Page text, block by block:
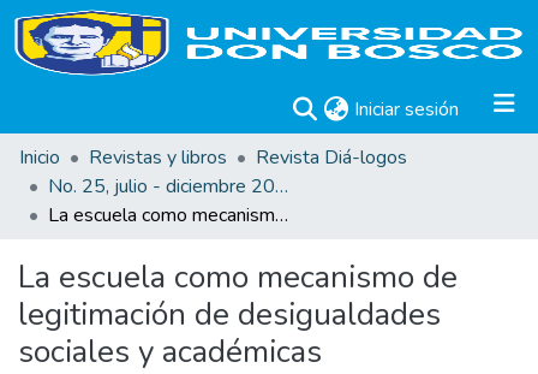
Iniciar sesión (current)
Inicio
Revistas y libros
Revista Diá-logos
No. 25, julio - diciembre 2022
La escuela como mecanismo de legitimación de desigualdades sociales y académicas
La escuela como mecanismo de
legitimación de desigualdades
sociales y académicas